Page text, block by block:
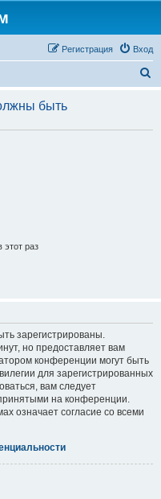
Вход
Регистрация
с
быть
раз
зарегистрированы.
но предоставляет вам
конференции могут быть
для зарегистрированных
вам следует
на конференции.
означает согласие со всеми